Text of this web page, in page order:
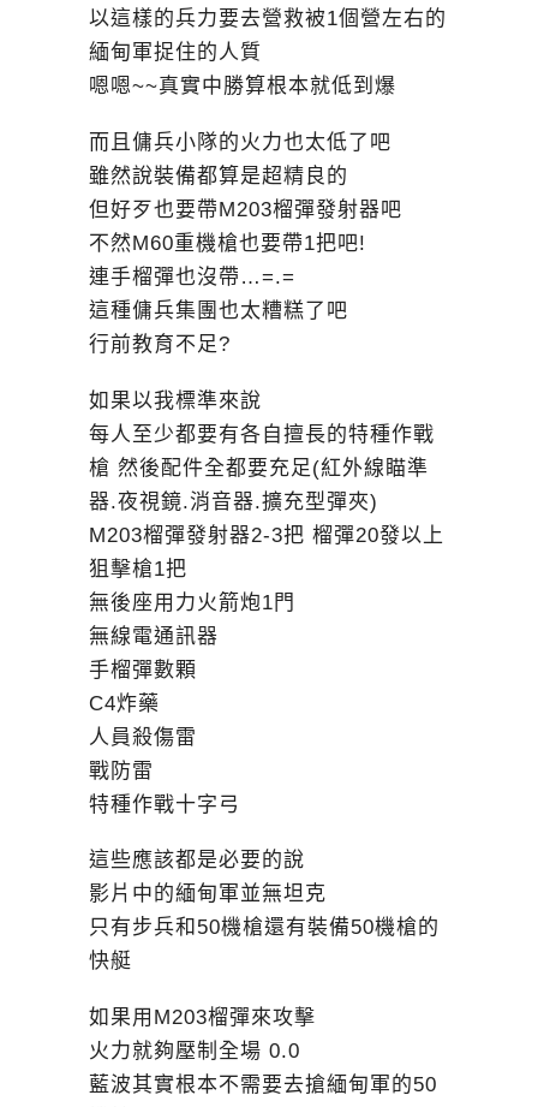
以這樣的兵力要去營救被1個營左右的
緬甸軍捉住的人質
嗯嗯~~真實中勝算根本就低到爆
而且傭兵小隊的火力也太低了吧
雖然說裝備都算是超精良的
但好歹也要帶M203榴彈發射器吧
不然M60重機槍也要帶1把吧!
連手榴彈也沒帶…=.=
這種傭兵集團也太糟糕了吧
行前教育不足?
如果以我標準來說
每人至少都要有各自擅長的特種作戰
槍 然後配件全都要充足(紅外線瞄準
器.夜視鏡.消音器.擴充型彈夾)
M203榴彈發射器2-3把 榴彈20發以上
狙擊槍1把
無後座用力火箭炮1門
無線電通訊器
手榴彈數顆
C4炸藥
人員殺傷雷
戰防雷
特種作戰十字弓
這些應該都是必要的說
影片中的緬甸軍並無坦克
只有步兵和50機槍還有裝備50機槍的
快艇
如果用M203榴彈來攻擊
火力就夠壓制全場 0.0
藍波其實根本不需要去搶緬甸軍的50